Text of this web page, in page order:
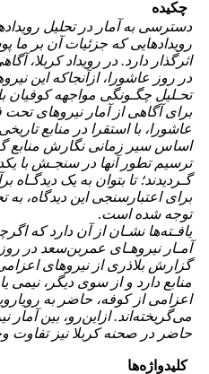
چکیده
دسترسی به آمار در تحلیل
رویدادهایی که جزئیات آن بر
اثرگذار دارد. در رویداد کربلا،
در روز عاشورا، ازآنجاکه این
تحـلیل چگـونگی مواجهه کوفیان
برای آگاهی از آمار نیروهای
عاشورا، با استقرا در منابع
اساس سیر زمانی نگارش
ترسیم تطور آنها در سنجـش با
گـردیدند؛ تا بتوان به یک
برای اعتبارسنجی این دیدگاه، به
توجه شده است.
یافـتهها نشـان از آن دارد که
آمـار نیروهـای عمربن‌سعد در روز
گزارش بلاذری از نیروهای
منابع دارد و از سوی دیگر، نیمی
اعزامی از کوفه، حاضر به
می‌گریخته‌اند. ازاین‌رو، بین آمار
حاضر در صحنه کربلا نیز تفاوت
کلیدواژه‌ها